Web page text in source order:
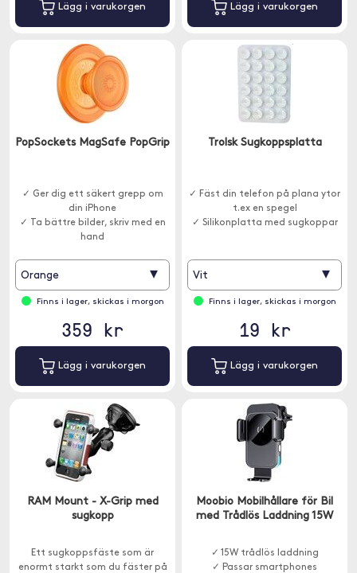
Lägg i varukorgen Lägg i varukorgen
PopSockets MagSafe PopGrip
✓ Ger dig ett säkert grepp om
din iPhone
✓ Ta bättre bilder, skriv med en
hand
Orange ▾
Finns i lager, skickas i morgon
359 kr
Lägg i varukorgen
Trolsk Sugkoppsplatta
✓ Fäst din telefon på plana ytor
t.ex en spegel
✓ Silikonplatta med sugkoppar
Vit ▾
Finns i lager, skickas i morgon
19 kr
Lägg i varukorgen
RAM Mount - X-Grip med
sugkopp
Ett sugkoppsfäste som är
enormt starkt som du fäster på
Moobio Mobilhållare för Bil
med Trådlös Laddning 15W
✓ 15W trådlös laddning
✓ Passar smartphones